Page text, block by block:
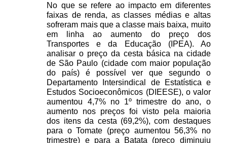
No que se refere ao impacto em diferentes
faixas de renda, as classes médias e altas
sofreram mais que a classe mais baixa, muito
em linha ao aumento do preço dos
Transportes e da Educação (IPEA). Ao
analisar o preço da cesta básica na cidade
de São Paulo (cidade com maior população
do país) é possível ver que segundo o
Departamento Intersindical de Estatística e
Estudos Socioeconômicos (DIEESE), o valor
aumentou 4,7% no 1º trimestre do ano, o
aumento nos preços foi visto pela maioria
dos itens da cesta (69,2%), com destaques
para o Tomate (preço aumentou 56,3% no
trimestre) e para a Batata (preço diminuiu